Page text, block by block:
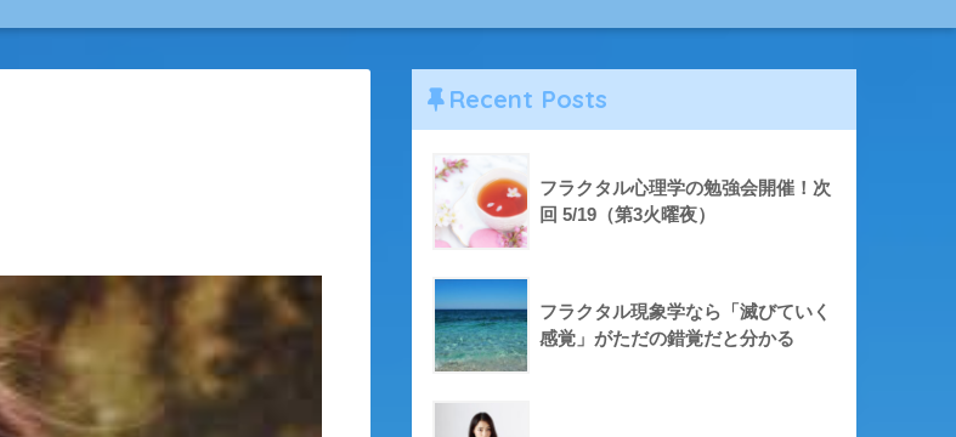
Recent Posts
フラクタル心理学の勉強会開催！次
回 5/19（第3火曜夜）
フラクタル現象学なら「滅びていく
感覚」がただの錯覚だと分かる